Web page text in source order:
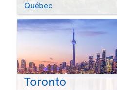
Québec
Toronto